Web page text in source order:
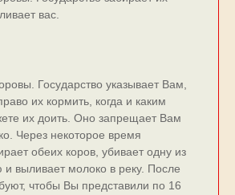
вас.
Государство указывает Вам,
их кормить, когда и каким
их доить. Оно запрещает Вам
Через некоторое время
обеих коров, убивает одну из
и выливает молоко в реку. После
чтобы Вы представили по 16